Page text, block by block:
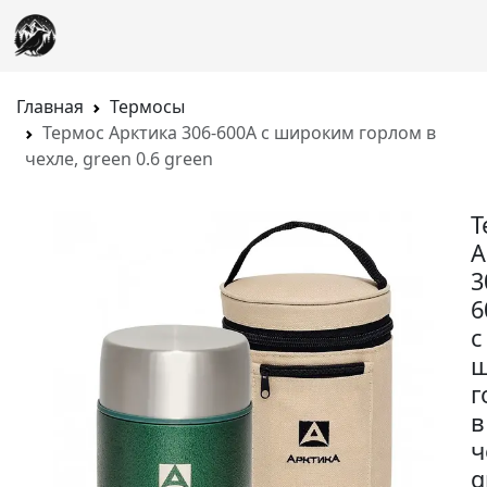
Главная
Термосы
Термос Арктика 306-600A с широким горлом в
чехле, green 0.6 green
с
в